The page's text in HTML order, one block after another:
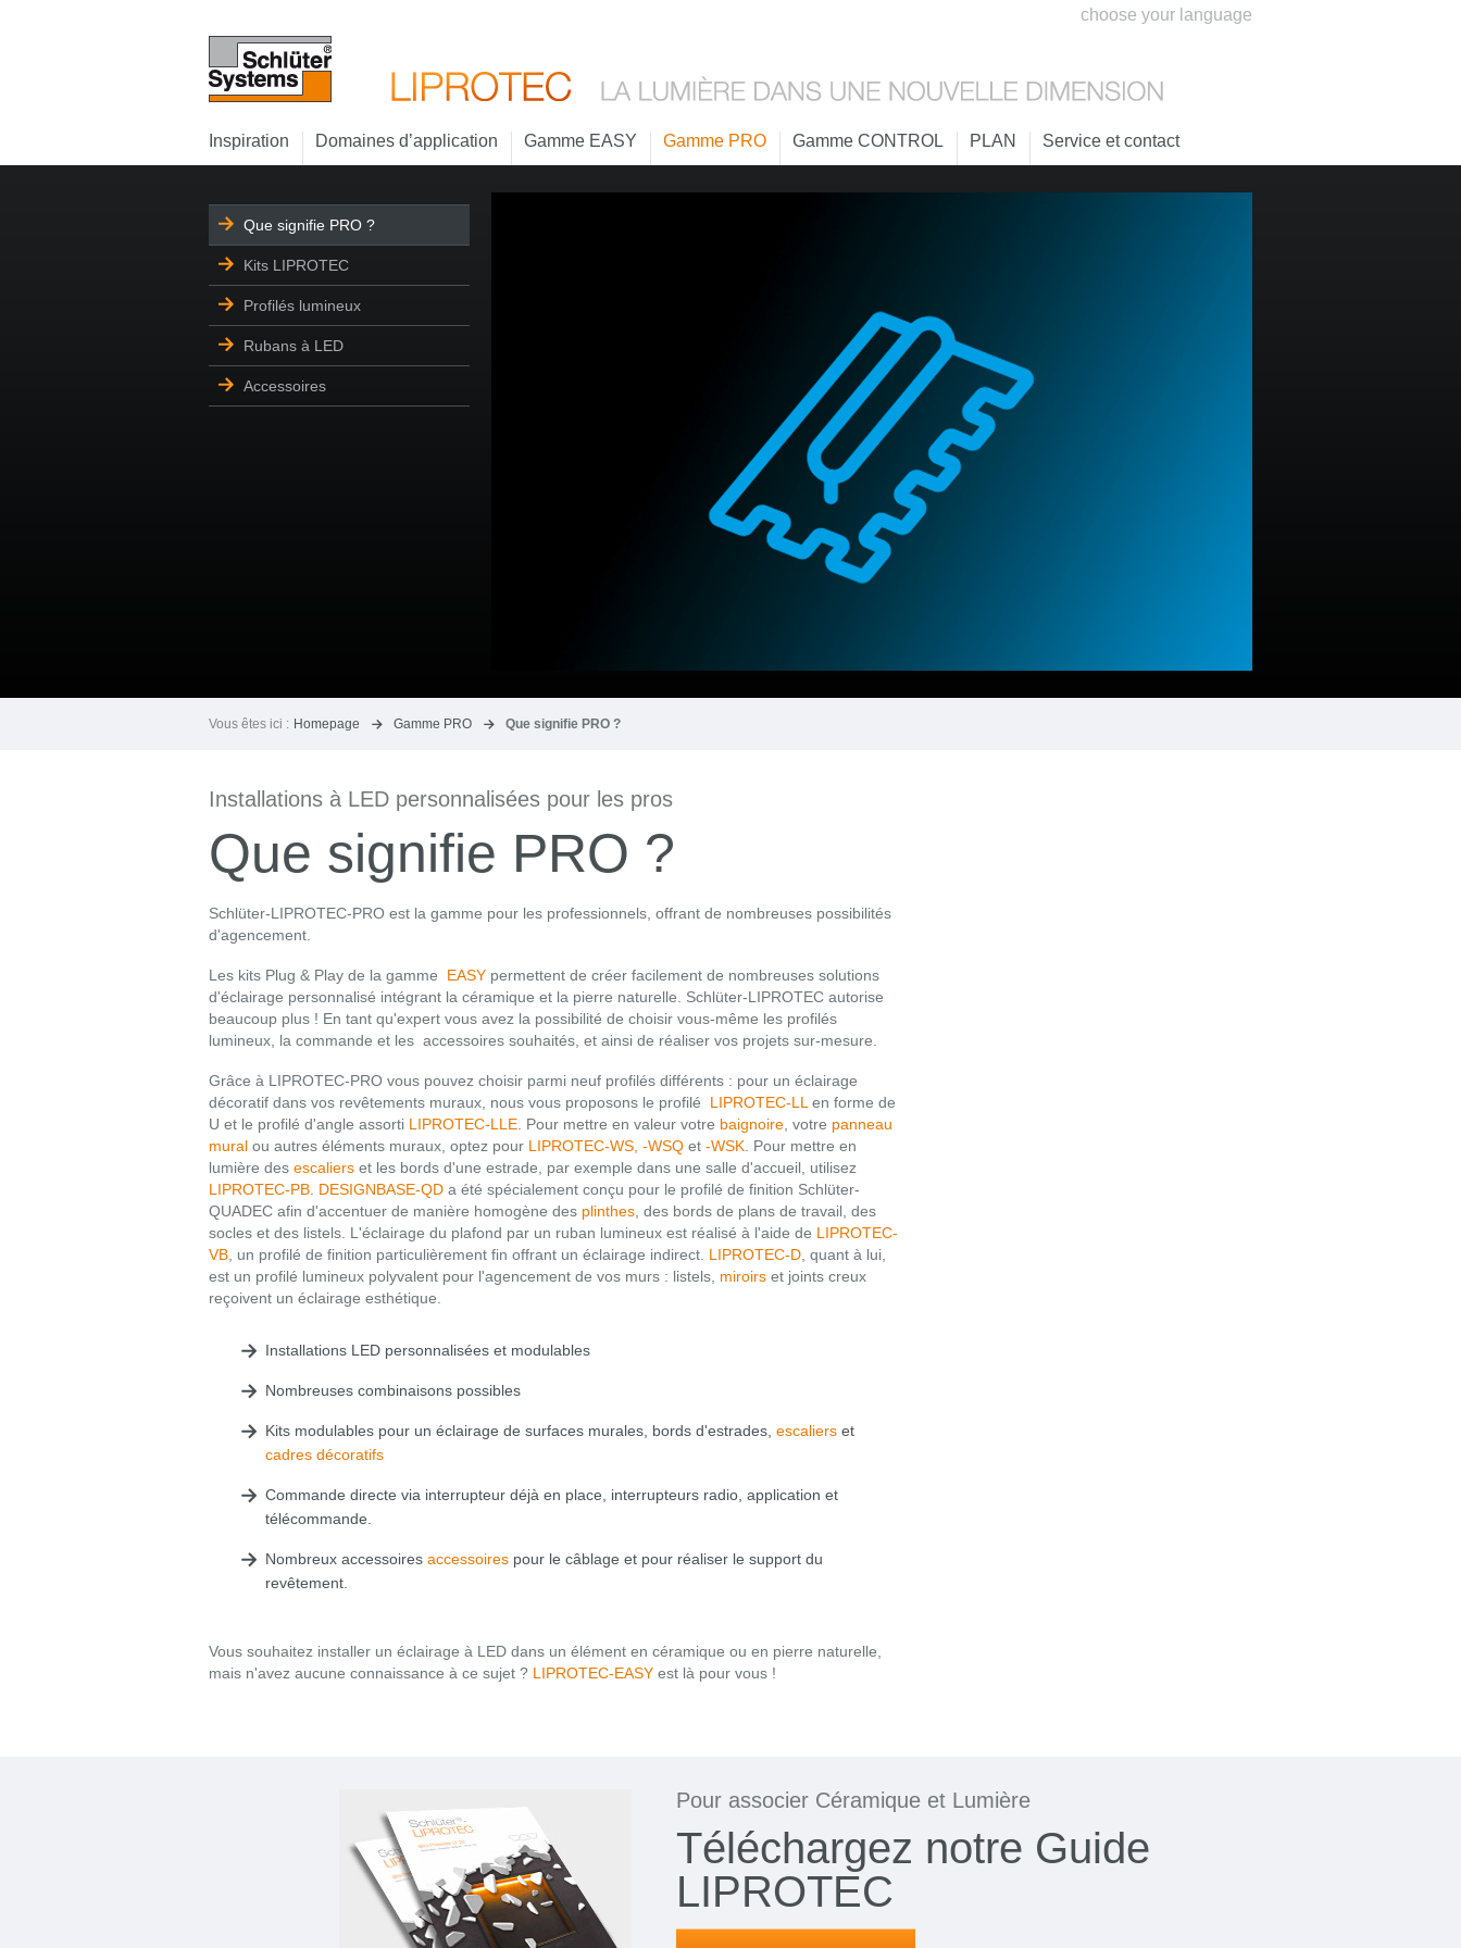
choose your language
Inspiration Domaines d’application Gamme EASY Gamme PRO Gamme CONTROL PLAN Service et contact
Que signifie PRO ?
Kits LIPROTEC
Profilés lumineux
Rubans à LED
Accessoires
Vous êtes ici : Homepage Gamme PRO Que signifie PRO ?
Installations à LED personnalisées pour les pros
Que signifie PRO ?
Schlüter-LIPROTEC-PRO est la gamme pour les professionnels, offrant de nombreuses possibilités
d'agencement.
Les kits Plug & Play de la gamme EASY permettent de créer facilement de nombreuses solutions
d'éclairage personnalisé intégrant la céramique et la pierre naturelle. Schlüter-LIPROTEC autorise
beaucoup plus ! En tant qu'expert vous avez la possibilité de choisir vous-même les profilés
lumineux, la commande et les accessoires souhaités, et ainsi de réaliser vos projets sur-mesure.
Grâce à LIPROTEC-PRO vous pouvez choisir parmi neuf profilés différents : pour un éclairage
décoratif dans vos revêtements muraux, nous vous proposons le profilé LIPROTEC-LL en forme de
U et le profilé d'angle assorti LIPROTEC-LLE . Pour mettre en valeur votre baignoire , votre panneau
mural ou autres éléments muraux, optez pour LIPROTEC-WS, -WSQ et -WSK . Pour mettre en
lumière des escaliers et les bords d'une estrade, par exemple dans une salle d'accueil, utilisez
LIPROTEC-PB DESIGNBASE-QD a été spécialement conçu pour le profilé de finition Schlüter-
QUADEC afin d'accentuer de manière homogène des plinthes , des bords de plans de travail, des
socles et des listels. L'éclairage du plafond par un ruban lumineux est réalisé à l'aide de LIPROTEC-
VB , un profilé de finition particulièrement fin offrant un éclairage indirect. LIPROTEC-D , quant à lui,
est un profilé lumineux polyvalent pour l'agencement de vos murs : listels, miroirs et joints creux
reçoivent un éclairage esthétique.
Installations LED personnalisées et modulables
Nombreuses combinaisons possibles
Kits modulables pour un éclairage de surfaces murales, bords d'estrades, escaliers et
cadres décoratifs
Commande directe via interrupteur déjà en place, interrupteurs radio, application et
télécommande.
Nombreux accessoires accessoires pour le câblage et pour réaliser le support du
revêtement.
Vous souhaitez installer un éclairage à LED dans un élément en céramique ou en pierre naturelle,
mais n'avez aucune connaissance à ce sujet ? LIPROTEC-EASY est là pour vous !
Pour associer Céramique et Lumière
Téléchargez notre Guide
LIPROTEC